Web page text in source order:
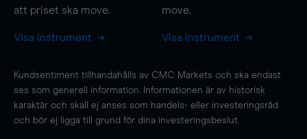
att priset ska move.
Visa instrument
move.
Visa instrument
Kundsentiment tillhandahålls av CMC Markets och ska endast
ses som generell information. Informationen är av historisk
karaktär och skall ej anses som handels- eller investeringsråd
och bör ej ligga till grund för dina investeringsbeslut.